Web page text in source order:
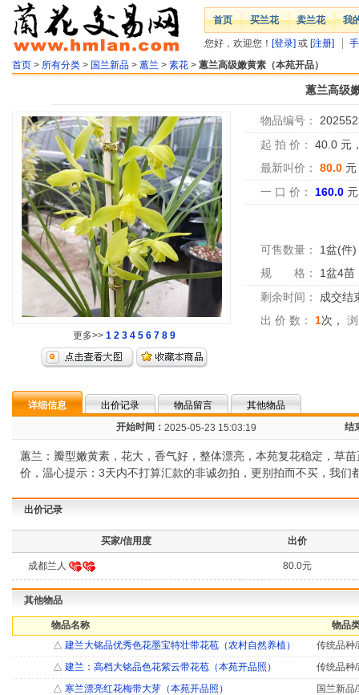
首页 买兰花 卖兰花 我
您好，欢迎您！ [登录] 或 [注册]
首页 > 所有分类 > 国兰新品 > 蕙兰 > 素花 > 蕙兰高级嫩黄素（本苑开品）
蕙兰高级
更多>> 1 2 3 4 5 6 7 8 9
物品编号：
起 拍 价：
40.0 元
最新叫价：
80.0 元
一 口 价：
160.0 元
可售数量： 1盆(件)
规 格：
1盆4苗
剩余时间：
成交结
出 价 数：
1次，
详细信息 出价记录 物品留言
其他物品
开始时间： 2025-05-23 15:03:19 结
蕙兰：瓣型嫩黄素，花大，香气好，整体漂亮，本苑复花稳定，草
价，温心提示：3天内不打算汇款的非诚勿拍，更别拍而不买，我
出价记录
买家/信用度 出价
成都兰人 80.0元
其他物品
物品名称
物品
△ 建兰大铭品优秀色花墨宝特壮带花苞（农村自然养植）
传统品种
△ 建兰：高档大铭品色花紫云带花苞（本苑开品照）
传统品种
△ 寒兰漂亮红花梅带大芽（本苑开品照）
国兰新品